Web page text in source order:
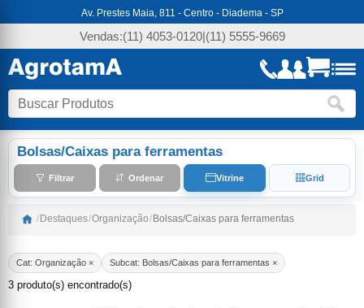
Av. Prestes Maia, 811 - Centro - Diadema - SP
Vendas:(11) 4053-0120|(11) 5555-9669
Bolsas/Caixas para ferramentas
Filtrar Ordenar Vitrine Grid
/ Destaques/Organização/ Bolsas/Caixas para ferramentas
Cat: Organização × Subcat: Bolsas/Caixas para ferramentas ×
3 produto(s) encontrado(s)